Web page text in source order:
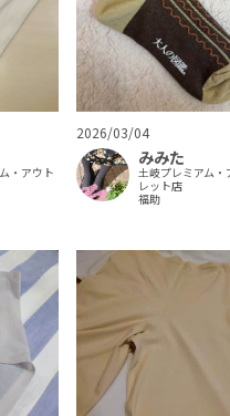
・アウト
2026/03/04
みみた
土岐プレミアム・
レット店
福助